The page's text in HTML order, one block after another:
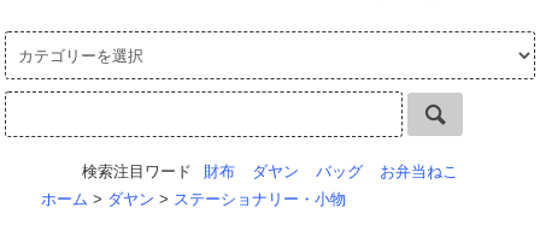
検索注目ワード 財布 ダヤン バッグ
お弁当ねこ
ホーム > ダヤン > ステーショナリー・小物